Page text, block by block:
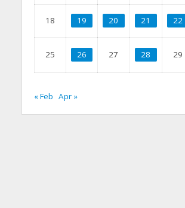
18 19 20 21 22
25 26 27 28 29
« Feb Apr »